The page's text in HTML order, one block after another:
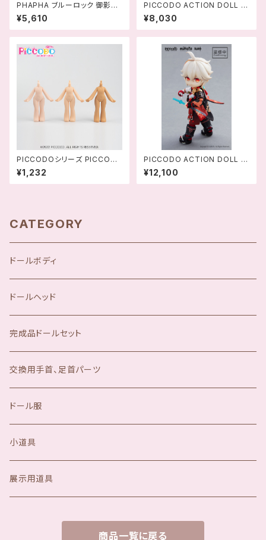
PHAPHA ブルーロック 御影玲
王 アクションドール ‐ 458
9565818849
¥5,610
PICCODO ACTION DOLL 花
のみぞ知る 御崎詔太 デフォルメ
ドール-4589565813233
¥8,030
PICCODOシリーズ PICCOD
O CUTE BODY10 デフォルメ
簡易ドールボディ
¥1,232
PICCODO ACTION DOLL X
原神 楓原万葉(かえではらかず
は) デフォルメドール - 694242
1168157
¥12,100
CATEGORY
ドールボディ
ドールヘッド
完成品ドールセット
交換用手首、足首パーツ
ドール服
小道具
展示用道具
商品一覧に戻る